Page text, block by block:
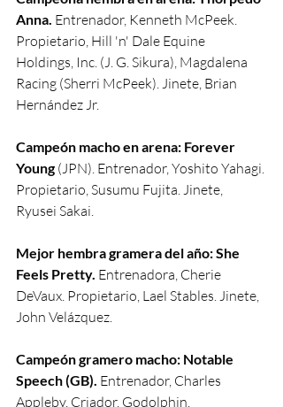
Anna. Entrenador, Kenneth McPeek.
Propietario, Hill 'n' Dale Equine
Holdings, Inc. (J. G. Sikura), Magdalena
Racing (Sherri McPeek). Jinete, Brian
Hernández Jr.
Campeón macho en arena: Forever
Young (JPN). Entrenador, Yoshito Yahagi.
Propietario, Susumu Fujita. Jinete,
Ryusei Sakai.
Mejor hembra gramera del año: She
Feels Pretty. Entrenadora, Cherie
DeVaux. Propietario, Lael Stables. Jinete,
John Velázquez.
Campeón gramero macho: Notable
Speech (GB). Entrenador, Charles
Appleby. Criador, Godolphin.